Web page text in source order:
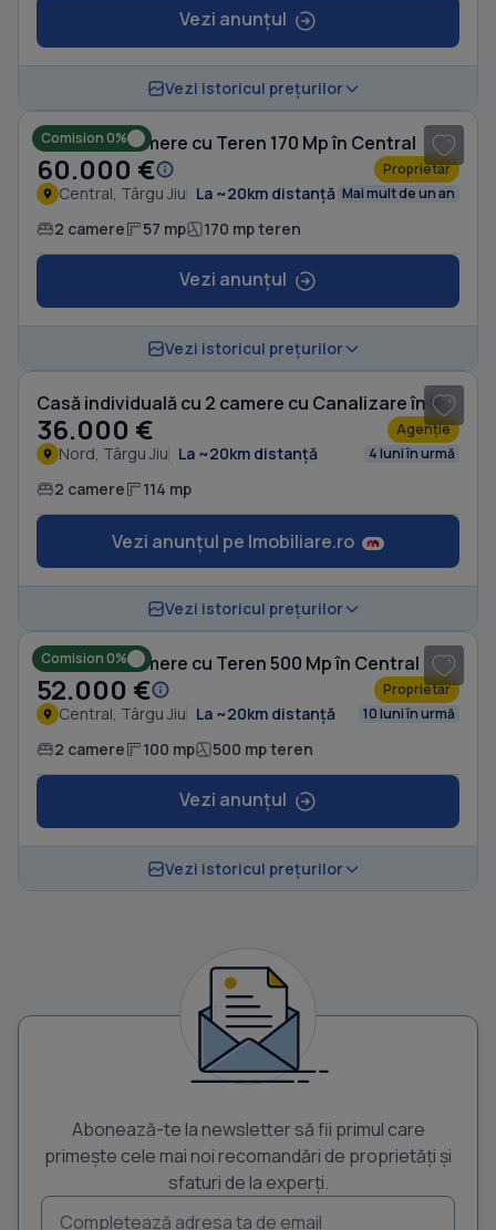
Vezi anunțul
Vezi istoricul prețurilor
Comision 0%
Casă cu 2 camere cu Teren 170 Mp în Central
60.000 € Proprietar
Central, Târgu Jiu La ~20km distanță Mai mult de un an
2 camere 57 mp 170 mp teren
Vezi anunțul
Vezi istoricul prețurilor
Casă individuală cu 2 camere cu Canalizare în Nord
36.000 € Agenție
Nord, Târgu Jiu La ~20km distanță 4 luni în urmă
2 camere 114 mp
Vezi anunțul pe Imobiliare.ro
Vezi istoricul prețurilor
Comision 0%
Casă cu 2 camere cu Teren 500 Mp în Central
52.000 € Proprietar
Central, Târgu Jiu La ~20km distanță 10 luni în urmă
2 camere 100 mp 500 mp teren
Vezi anunțul
Vezi istoricul prețurilor
Abonează-te la newsletter să fii primul care
primește cele mai noi recomandări de proprietăți și
sfaturi de la experți.